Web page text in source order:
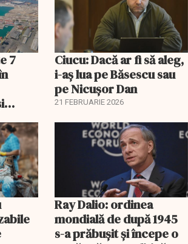
7
Ciucu: Dacă ar fi să aleg,
i-aș lua pe Băsescu sau
pe Nicușor Dan
21 FEBRUARIE 2026
Ray Dalio: ordinea
mondială de după 1945
s-a prăbușit și începe o